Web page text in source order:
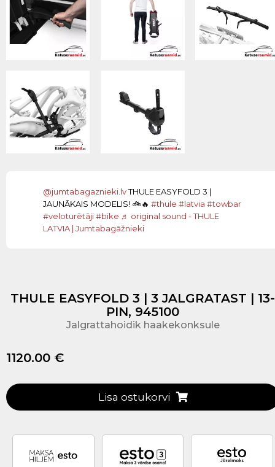
@jumtabagaznieki.lvTHULE EASYFOLD 3 |
JAUNĀKAIS MODELIS! 🚲🔥 #thule #latvia #towbar
#veloturētāji#bike ♬ original sound - THULE
LATVIA | Jumtabagāžnieki
THULE EASYFOLD 3 | 3 JALGRATAST | 13-
PIN, 945100
Jalgrattahoidik haakekonksule
1120.00 €
Lisa ostukorvi